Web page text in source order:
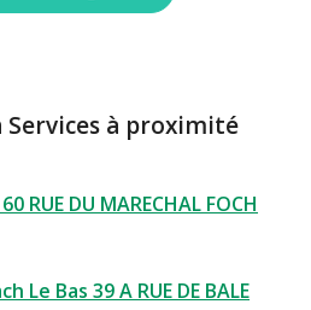
à proximité
RUE DU MARECHAL FOCH
Le Bas 39 A RUE DE BALE